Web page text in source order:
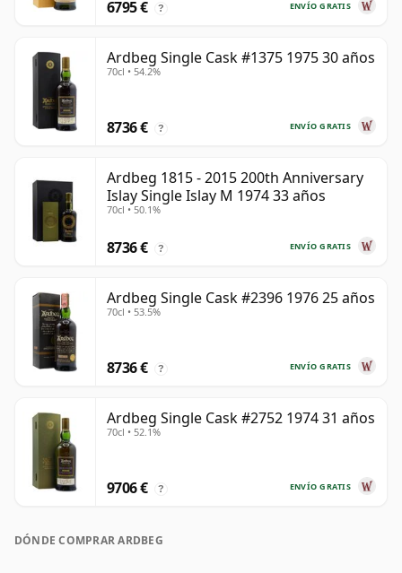
ENVÍO GRATIS
6795 € ?
Ardbeg Single Cask #1375 1975 30 años
70cl • 54.2%
ENVÍO GRATIS
8736 € ?
Ardbeg 1815 - 2015 200th Anniversary
Islay Single Islay M 1974 33 años
70cl • 50.1%
ENVÍO GRATIS
8736 € ?
Ardbeg Single Cask #2396 1976 25 años
70cl • 53.5%
ENVÍO GRATIS
8736 € ?
Ardbeg Single Cask #2752 1974 31 años
70cl • 52.1%
ENVÍO GRATIS
9706 € ?
DÓNDE COMPRAR ARDBEG